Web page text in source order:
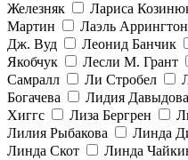
Железняк
Лариса
Мартин
Лаэль Аррингтон
Дж. Вуд
Леонид Банчик
Якобчук
Лесли М. Грант
Самралл
Ли Стробел
Богачева
Лидия Давыдова
Хиггс
Лиза Бергрен
Лилия Рыбакова
Линда
Линда Скот
Линда